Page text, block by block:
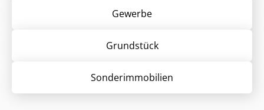
Gewerbe
Grund­stück
Sonder­immobilien